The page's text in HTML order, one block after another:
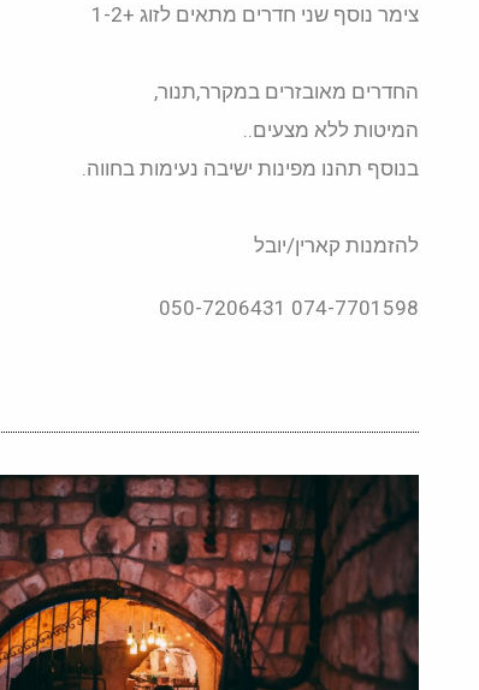
צימר נוסף שני חדרים מתאים לזוג +1-2
החדרים מאובזרים במקרר,תנור,
המיטות ללא מצעים..
בנוסף תהנו מפינות ישיבה נעימות בחווה.
להזמנות קארין/יובל
074-7701598 050-7206431